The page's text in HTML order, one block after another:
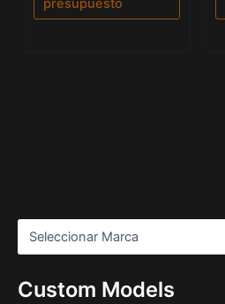
Custom Models
presupuesto